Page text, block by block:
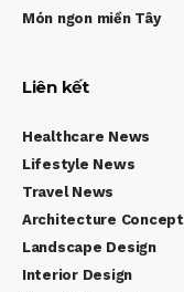
Món ngon miền Tây
Liên kết
Healthcare News
Lifestyle News
Travel News
Architecture Concept
Landscape Design
Interior Design